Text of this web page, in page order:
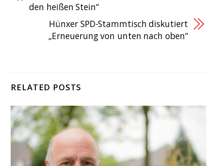
den heißen Stein“
Hünxer SPD-Stammtisch diskutiert
„Erneuerung von unten nach oben“
RELATED POSTS